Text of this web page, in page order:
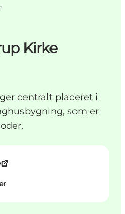
Kirke
centralt placeret i
som er